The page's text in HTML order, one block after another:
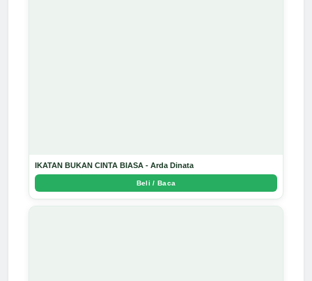
IKATAN BUKAN CINTA BIASA - Arda Dinata
Beli / Baca